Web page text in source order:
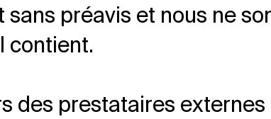
préavis et nous ne
contient.
des prestataires